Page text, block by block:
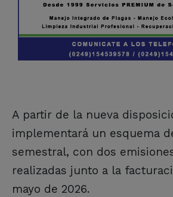
A partir de la nueva
implementará un esquema
semestral, con dos
realizadas junto a la
mayo de 2026.